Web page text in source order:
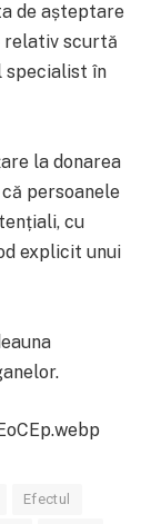
de așteptare
relativ scurtă
specialist în
la donarea
că persoanele
cu
explicit unui
Efectul